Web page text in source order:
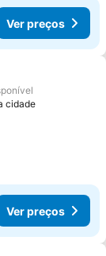
Ver preços
cidade
Ver preços